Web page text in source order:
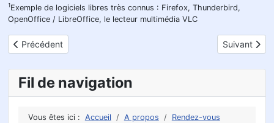
1Exemple de logiciels libres très connus : Firefox, Thunderbird,
OpenOffice / LibreOffice, le lecteur multimédia VLC
Article précédent : Atelier FreeCAD - Gard-Linux - Mardi 18
Précédent Article
Suivant
Fil de navigation
Vous êtes ici : Accueil A propos
Rendez-vous